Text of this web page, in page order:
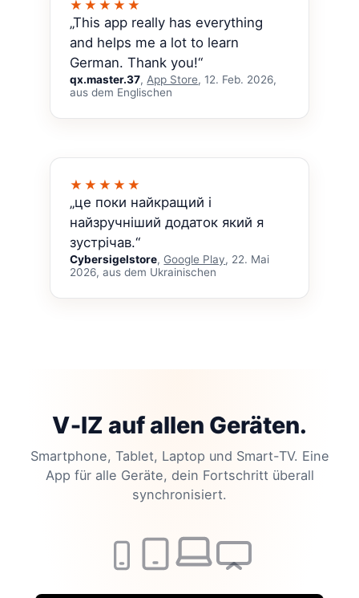
★★★★★
„This app really has everything
and helps me a lot to learn
German. Thank you!“
qx.master.37, App Store, 12. Feb. 2026,
aus dem Englischen
★★★★★
„це поки найкращий і
найзручніший додаток який я
зустрічав.“
Cybersigelstore, Google Play, 22. Mai
2026, aus dem Ukrainischen
V‑IZ auf allen Geräten.
Smartphone, Tablet, Laptop und Smart-TV. Eine
App für alle Geräte, dein Fortschritt überall
synchronisiert.